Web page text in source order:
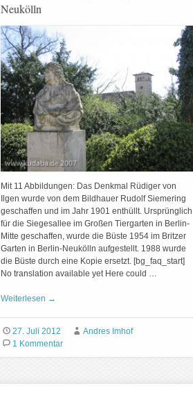
Neukölln
Mit 11 Abbildungen: Das Denkmal Rüdiger von
Ilgen wurde von dem Bildhauer Rudolf Siemering
geschaffen und im Jahr 1901 enthüllt. Ursprünglich
für die Siegesallee im Großen Tiergarten in Berlin-
Mitte geschaffen, wurde die Büste 1954 im Britzer
Garten in Berlin-Neukölln aufgestellt. 1988 wurde
die Büste durch eine Kopie ersetzt. [bg_faq_start]
No translation available yet Here could …
Weiterlesen →
27. Juli 2012
Andres Imhof
1 Kommentar